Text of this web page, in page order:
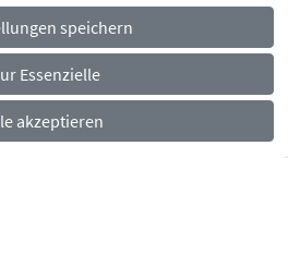
Datenschutz Barrierefreiheit
speichern
Essenzielle
akzeptieren